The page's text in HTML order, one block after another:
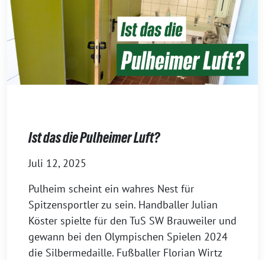
Ist das die Pulheimer Luft?
Juli 12, 2025
Pulheim scheint ein wahres Nest für
Spitzensportler zu sein. Handballer Julian
Köster spielte für den TuS SW Brauweiler und
gewann bei den Olympischen Spielen 2024
die Silbermedaille. Fußballer Florian Wirtz